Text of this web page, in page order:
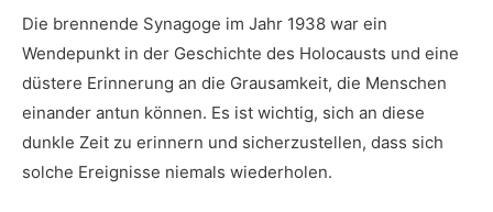
Die brennende Synagoge im Jahr 1938 ⁣war‍ ein
Wendepunkt in der Geschichte des Holocausts und eine
‌düstere Erinnerung an die Grausamkeit, die Menschen
einander antun können. Es‍ ist wichtig,⁢ sich ⁢an diese
dunkle ‍Zeit zu erinnern ⁣und sicherzustellen,⁢ dass sich
solche‌ Ereignisse niemals wiederholen.